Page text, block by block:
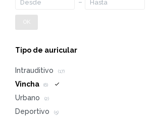
OK
Tipo de auricular
Intrauditivo (17)
Vincha (6)
Urbano (2)
Deportivo (5)